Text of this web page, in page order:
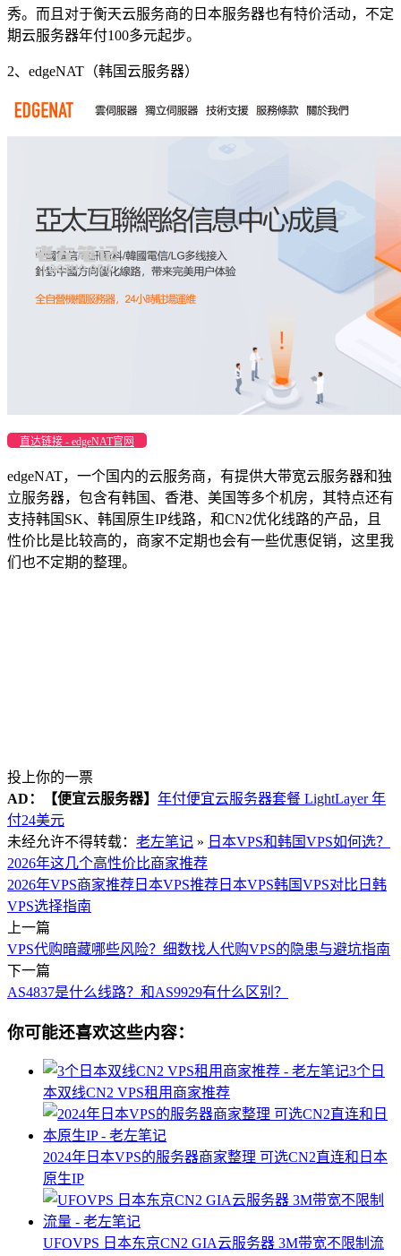
秀。而且对于衡天云服务商的日本服务器也有特价活动，不定
期云服务器年付100多元起步。
2、edgeNAT（韩国云服务器）
直达链接 - edgeNAT官网
edgeNAT，一个国内的云服务商，有提供大带宽云服务器和独
立服务器，包含有韩国、香港、美国等多个机房，其特点还有
支持韩国SK、韩国原生IP线路，和CN2优化线路的产品，且
性价比是比较高的，商家不定期也会有一些优惠促销，这里我
们也不定期的整理。
投上你的一票
AD：
【便宜云服务器】 年付便宜云服务器套餐 LightLayer 年
付24美元
未经允许不得转载： 老左笔记 » 日本VPS和韩国VPS如何选？
2026年这几个高性价比商家推荐
2026年VPS商家推荐 日本VPS推荐 日本VPS韩国VPS对比 日韩
VPS选择指南
上一篇
VPS代购暗藏哪些风险？细数找人代购VPS的隐患与避坑指南
下一篇
AS4837是什么线路？和AS9929有什么区别？
你可能还喜欢这些内容：
3个日
本双线CN2 VPS租用商家推荐
2024年日本VPS的服务器商家整理 可选CN2直连和日本
原生IP
UFOVPS 日本东京CN2 GIA云服务器 3M带宽不限制流